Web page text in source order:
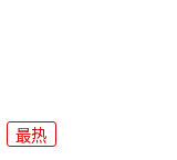
最热